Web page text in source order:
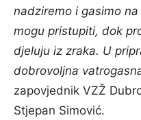
nadziremo i gasimo
mogu pristupiti, dok
djeluju iz zraka. U
dobrovoljna
zapovjednik VZŽ
Stjepan Simović.